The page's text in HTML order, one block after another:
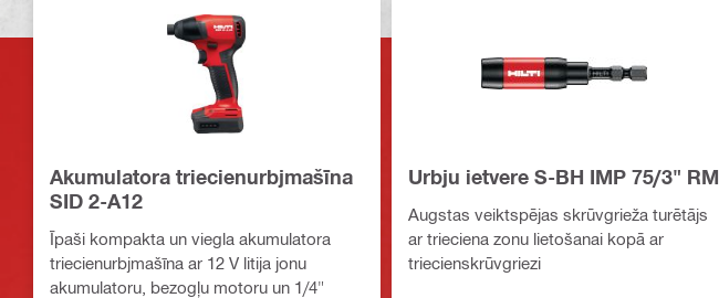
Akumulatora triecienurbjmašīna
SID 2-A12
Īpaši kompakta un viegla akumulatora
triecienurbjmašīna ar 12 V litija jonu
akumulatoru, bezogļu motoru un 1/4"
Urbju ietvere S-BH IMP 75/3" RM
Augstas veiktspējas skrūvgrieža turētājs
ar trieciena zonu lietošanai kopā ar
triecienskrūvgriezi